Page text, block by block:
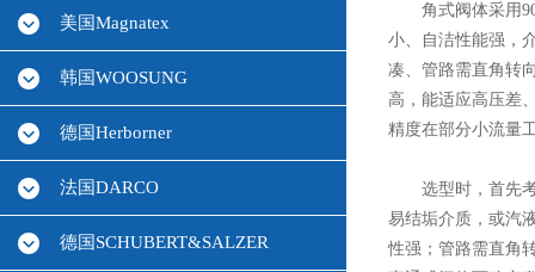
美国Magnatex
韩国WOOSUNG
德国Herborner
法国DARCO
德国SCHUBERT&SALZER
角式阀体采用90°
小、自洁性能强，
凑、管路需直角转
高，能适应高压差
精度在部分小流量
选型时，首先考
易结垢介质，或汽
性强；管路需直角